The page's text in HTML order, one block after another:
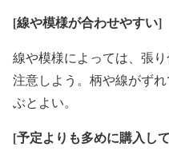
[線や模様が合わせやすい]
線や模様によっては、張
注意しよう。柄や線がず
ぶとよい。
[予定よりも多めに購入し